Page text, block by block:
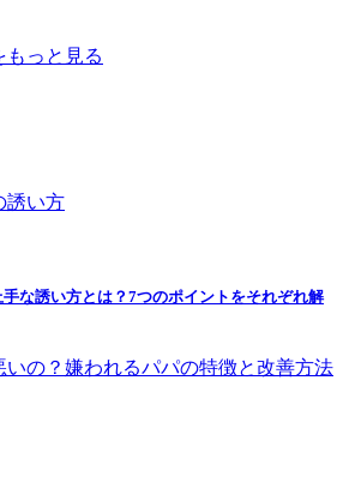
もっと見る
手な誘い方とは？7つのポイントをそれぞれ解